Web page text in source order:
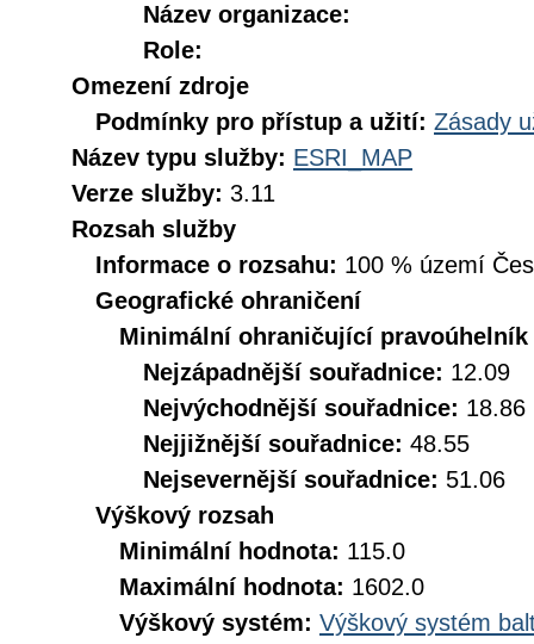
Název organizace:
Role:
Omezení zdroje
Podmínky pro přístup a užití: Zásady
Název typu služby: ESRI_MAP
Verze služby: 3.11
Rozsah služby
Informace o rozsahu: 100 % území
Geografické ohraničení
Minimální ohraničující pravoúhelník
Nejzápadnější souřadnice: 12.09
Nejvýchodnější souřadnice: 18.86
Nejjižnější souřadnice: 48.55
Nejsevernější souřadnice: 51.06
Výškový rozsah
Minimální hodnota: 115.0
Maximální hodnota: 1602.0
Výškový systém: Výškový systém